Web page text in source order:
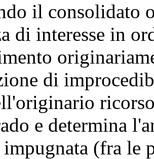
il consolidato
di interesse in
di
e determina
impugnata (fra